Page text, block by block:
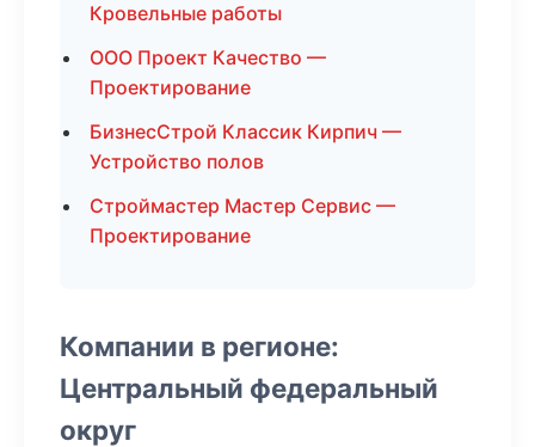
Кровельные работы
ООО Проект Качество —
Проектирование
БизнесСтрой Классик Кирпич —
Устройство полов
Строймастер Мастер Сервис —
Проектирование
Компании в регионе:
Центральный федеральный
округ